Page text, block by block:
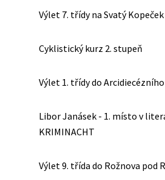
Výlet 7. třídy na Svatý
Cyklistický kurz 2. stupeň
Výlet 1. třídy do
Libor Janásek - 1. místo v
KRIMINACHT
Výlet 9. třída do Rožnova pod